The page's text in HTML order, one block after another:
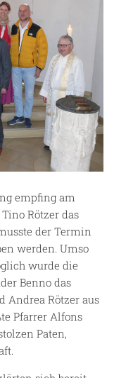
empfing am
Rötzer das
der Termin
werden. Umso
wurde die
Benno das
Andrea Rötzer aus
Pfarrer Alfons
Paten,